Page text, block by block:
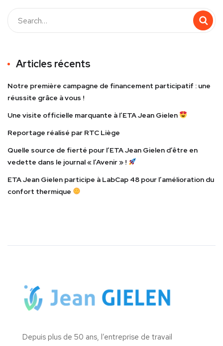
Articles récents
Notre première campagne de financement participatif : une
réussite grâce à vous !
Une visite officielle marquante à l’ETA Jean Gielen
Reportage réalisé par RTC Liège
Quelle source de fierté pour l’ETA Jean Gielen d’être en
vedette dans le journal « l’Avenir » !
ETA Jean Gielen participe à LabCap 48 pour l’amélioration du
confort thermique
Depuis plus de 50 ans, l’entreprise de travail